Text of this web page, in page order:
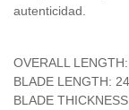
autenticidad.
OVERALL
BLADE LENGTH:
BLADE